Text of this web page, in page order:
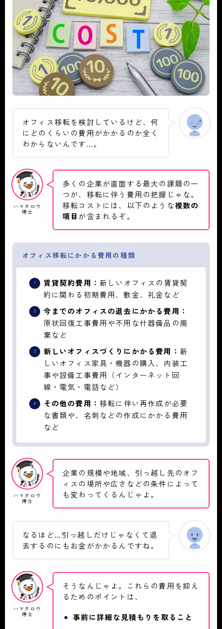
オフィス移転を検討しているけど、何
にどのくらいの費用がかかるのか全く
わからないんです…。
ハマタロウ
博士
多くの企業が直面する最大の課題の一
つが、移転に伴う費用の把握じゃな。
移転コストには、以下のような複数の
項目 が含まれるぞ。
オフィス移転にかかる費用の種類
賃貸契約費用： 新しいオフィスの賃貸契
約に関わる初期費用、敷金、礼金など
今までのオフィスの退去にかかる費用：
原状回復工事費用や不用な什器備品の廃
棄など
新しいオフィスづくりにかかる費用： 新
しいオフィス家具・機器の購入、内装工
事や設備工事費用（インターネット回
線・電気・電話など）
その他の費用： 移転に伴い再作成が必要
な書類や、名刺などの作成にかかる費用
など
ハマタロウ
博士
企業の規模や地域、引っ越し先のオフ
ィスの場所や広さなどの条件によって
も変わってくるんじゃよ。
なるほど…引っ越しだけじゃなくて退
去するのにもお金がかかるんですね。
ハマタロウ
博士
そうなんじゃよ。これらの費用を抑え
るためのポイントは、
事前に詳細な見積もりを取ること